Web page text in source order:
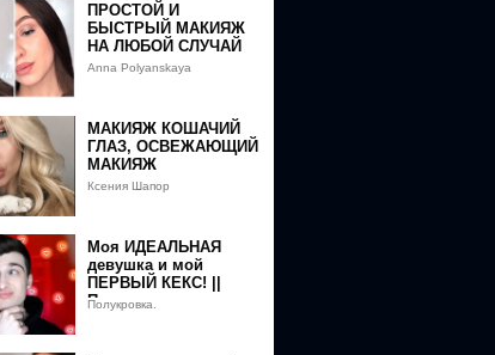
ПРОСТОЙ И
БЫСТРЫЙ МАКИЯЖ
НА ЛЮБОЙ СЛУЧАЙ
Anna Polyanskaya
МАКИЯЖ КОШАЧИЙ
ГЛАЗ, ОСВЕЖАЮЩИЙ
МАКИЯЖ
Ксения Шапор
Моя ИДЕАЛЬНАЯ
девушка и мой
ПЕРВЫЙ КЕКС! ||
Полукровка.
Полукровка.